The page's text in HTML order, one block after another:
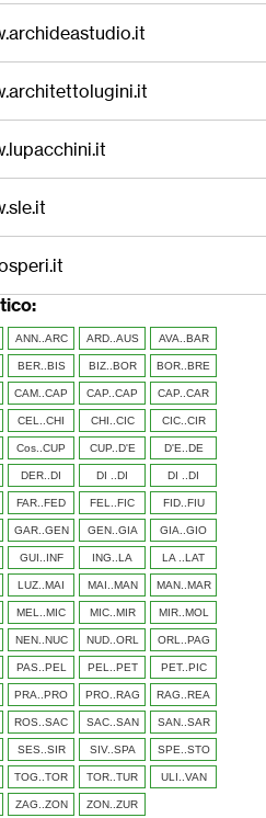
ANN..ARC ARD..AUS AVA..BAR
BER..BIS BIZ..BOR BOR..BRE
CAM..CAP CAP..CAP CAP..CAR
CEL..CHI CHI..CIC CIC..CIR
Cos..CUP CUP..D'E D'E..DE
DER..DI DI ..DI DI ..DI
FAR..FED FEL..FIC FID..FIU
GAR..GEN GEN..GIA GIA..GIO
GUI..INF ING..LA LA ..LAT
LUZ..MAI MAI..MAN MAN..MAR
MEL..MIC MIC..MIR MIR..MOL
NEN..NUC NUD..ORL ORL..PAG
PAS..PEL PEL..PET PET..PIC
PRA..PRO PRO..RAG RAG..REA
ROS..SAC SAC..SAN SAN..SAR
SES..SIR SIV..SPA SPE..STO
TOG..TOR TOR..TUR ULI..VAN
ZAG..ZON ZON..ZUR